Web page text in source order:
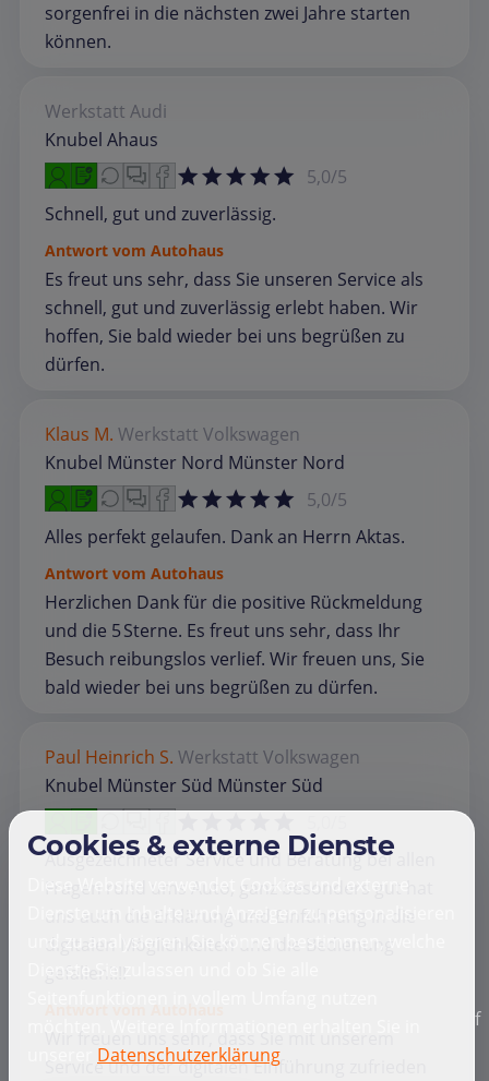
sorgenfrei in die nächsten zwei Jahre starten
können.
Werkstatt Audi
Knubel Ahaus
5,0/5
Schnell, gut und zuverlässig.
Antwort vom Autohaus
Es freut uns sehr, dass Sie unseren Service als
schnell, gut und zuverlässig erlebt haben. Wir
hoffen, Sie bald wieder bei uns begrüßen zu
dürfen.
Klaus M. Werkstatt Volkswagen
Knubel Münster Nord Münster Nord
5,0/5
Alles perfekt gelaufen. Dank an Herrn Aktas.
Antwort vom Autohaus
Herzlichen Dank für die positive Rückmeldung
und die 5 Sterne. Es freut uns sehr, dass Ihr
Besuch reibungslos verlief. Wir freuen uns, Sie
bald wieder bei uns begrüßen zu dürfen.
Paul Heinrich S. Werkstatt Volkswagen
Knubel Münster Süd Münster Süd
Ausgezeichneter Service und Beratung bei allen
Fragen rund ums Auto, ganz besonders gut hat
uns auch die Erklärung und Einführung in die
digitalen Möglichkeiten und die Bedienung
gefallen!!!!
Antwort vom Autohaus
Wir freuen uns sehr, dass Sie mit unserem
Service und der digitalen Einführung zufrieden
Cookies & externe Dienste
Diese Website verwendet Cookies und externe
Dienste um Inhalte und Anzeigen zu personalisieren
und zu analysieren. Sie können bestimmen, welche
Dienste Sie zulassen und ob Sie alle
Datenschutzerklärung
f